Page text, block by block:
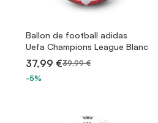
Ballon de football adidas
Uefa Champions League Blanc
37,99 €39,99 €
-5%